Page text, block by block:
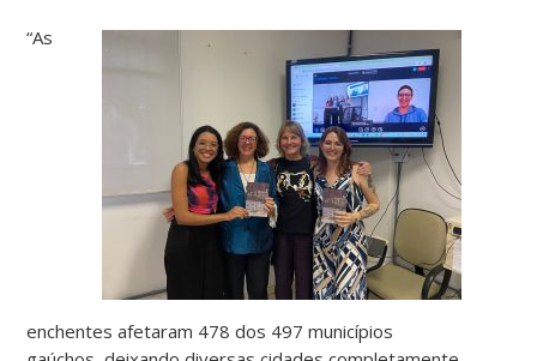
“As
enchentes afetaram 478 dos 497 municípios